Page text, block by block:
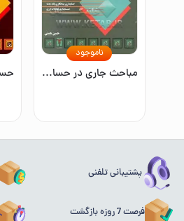
مباحث جاری در حسابداری: مطابق با استانداردهای حسابداری در ایران
ناموجود
پشتیبانی تلفنی
فرصت 7 روزه بازگشت